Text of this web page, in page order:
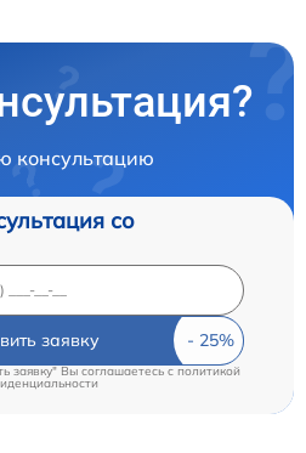
консультацию
со
заявку
заявку" Вы соглашаетесь cполитикой